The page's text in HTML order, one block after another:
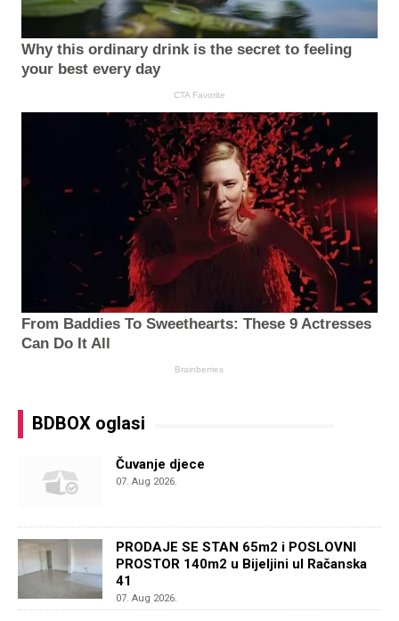
BDBOX oglasi
Čuvanje djece
07. Aug 2026.
PRODAJE SE STAN 65m2 i POSLOVNI
PROSTOR 140m2 u Bijeljini ul Račanska
41
07. Aug 2026.